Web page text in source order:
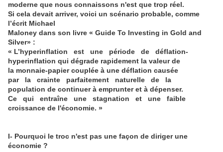
moderne que nous connaissons n'est que trop réel.
Si cela devait arriver, voici un scénario probable, comme
l’écrit Michael
Maloney dans son livre « Guide To Investing in Gold and
Silver» :
« L’hyperinflation est une période de déflation-
hyperinflation qui dégrade rapidement la valeur de
la monnaie-papier couplée à une déflation causée
par la crainte parfaitement naturelle de la
population de continuer à emprunter et à dépenser.
Ce qui entraîne une stagnation et une faible
croissance de l'économie. »
I- Pourquoi le troc n'est pas une façon de diriger une
économie ?